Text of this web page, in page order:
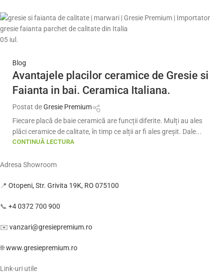
05 iul.
Blog
Avantajele placilor ceramice de Gresie si
Faianta in bai. Ceramica Italiana.
Postat deGresie Premium
Fiecare placă de baie ceramică are funcții diferite. Mulți au ales
plăci ceramice de calitate, în timp ce alții ar fi ales greșit. Dale...
CONTINUĂ LECTURA
Adresa Showroom
📍 Otopeni, Str. Grivita 19K, RO 075100
📞 +4 0372 700 900
✉️ vanzari@gresiepremium.ro
🌐www.gresiepremium.ro
Link-uri utile